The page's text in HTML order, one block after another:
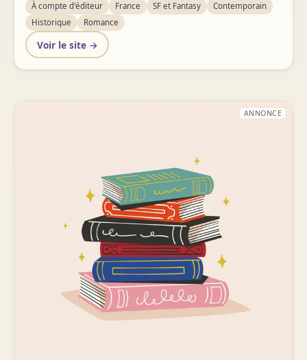
À compte d'éditeur France SF et Fantasy
Contemporain
Historique
Romance
Voir le site →
ANNONCE